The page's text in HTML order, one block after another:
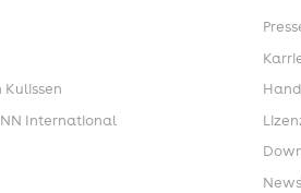
Kulissen
International